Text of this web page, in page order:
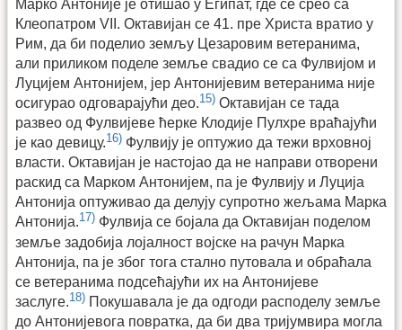
Марко Антоније је отишао у Египат, где се срео са
Клеопатром VII. Октавијан се 41. пре Христа вратио у
Рим, да би поделио земљу Цезаровим ветеранима,
али приликом поделе земље свадио се са Фулвијом и
Луцијем Антонијем, јер Антонијевим ветеранима није
осигурао одговарајући део.15) Октавијан се тада
развео од Фулвијеве ћерке Клодије Пулхре враћајући
је као девицу.16) Фулвију је оптужио да тежи врховној
власти. Октавијан је настојао да не направи отворени
раскид са Марком Антонијем, па је Фулвију и Луција
Антонија оптуживао да делују супротно жељама Марка
Антонија.17) Фулвија се бојала да Октавијан поделом
земље задобија лојалност војске на рачун Марка
Антонија, па је због тога стално путовала и обраћала
се ветеранима подсећајући их на Антонијеве
заслуге.18) Покушавала је да одгоди расподелу земље
до Антонијевога повратка, да би два тријумвира могла